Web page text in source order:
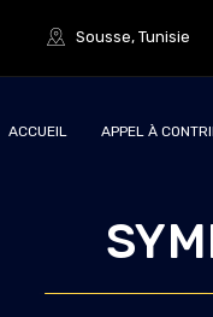
Sousse, Tunisie
ACCUEIL APPEL À